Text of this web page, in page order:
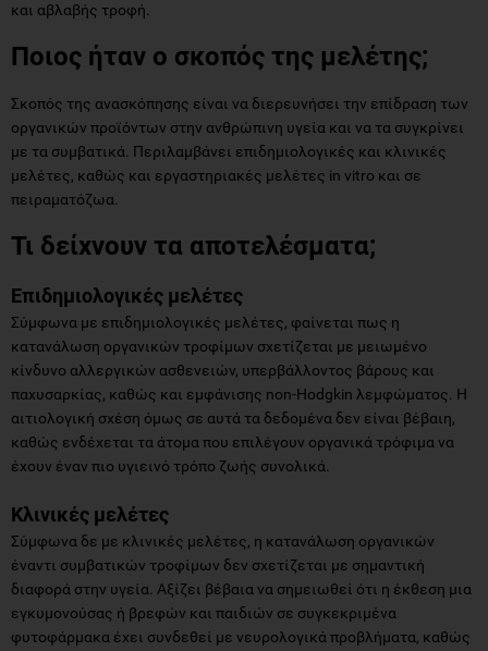
και αβλαβής τροφή.
Ποιος ήταν ο σκοπός της μελέτης;
Σκοπός της ανασκόπησης είναι να διερευνήσει την επίδραση των
οργανικών προϊόντων στην ανθρώπινη υγεία και να τα συγκρίνει
με τα συμβατικά. Περιλαμβάνει επιδημιολογικές και κλινικές
μελέτες, καθώς και εργαστηριακές μελέτες in vitro και σε
πειραματόζωα.
Τι δείχνουν τα αποτελέσματα;
Επιδημιολογικές μελέτες
Σύμφωνα με επιδημιολογικές μελέτες, φαίνεται πως η
κατανάλωση οργανικών τροφίμων σχετίζεται με μειωμένο
κίνδυνο αλλεργικών ασθενειών, υπερβάλλοντος βάρους και
παχυσαρκίας, καθώς και εμφάνισης non-Hodgkin λεμφώματος. Η
αιτιολογική σχέση όμως σε αυτά τα δεδομένα δεν είναι βέβαιη,
καθώς ενδέχεται τα άτομα που επιλέγουν οργανικά τρόφιμα να
έχουν έναν πιο υγιεινό τρόπο ζωής συνολικά.
Κλινικές μελέτες
Σύμφωνα δε με κλινικές μελέτες, η κατανάλωση οργανικών
έναντι συμβατικών τροφίμων δεν σχετίζεται με σημαντική
διαφορά στην υγεία. Αξίζει βέβαια να σημειωθεί ότι η έκθεση μια
εγκυμονούσας ή βρεφών και παιδιών σε συγκεκριμένα
φυτοφάρμακα έχει συνδεθεί με νευρολογικά προβλήματα, καθώς